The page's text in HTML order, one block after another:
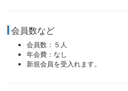
会員数など
会員数：５人
年会費：なし
新規会員を受入れます。